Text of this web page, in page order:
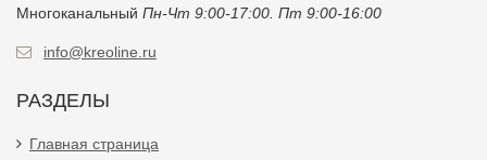
Многоканальный Пн-Чт 9:00-17:00. Пт 9:00-16:00
info@kreoline.ru
РАЗДЕЛЫ
Главная страница